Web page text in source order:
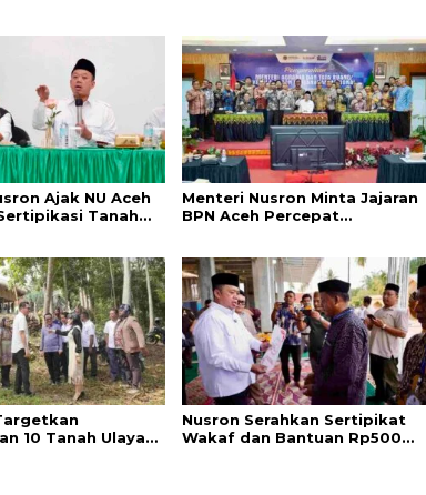
Ajak NU Aceh
Tanah
Menteri Nusron Minta Jajaran
BPN Aceh Percepat
Kepuasan Masyarakat
10 Tanah Ulayat
Nusron Serahkan Sertipikat
Wakaf dan Bantuan Rp500